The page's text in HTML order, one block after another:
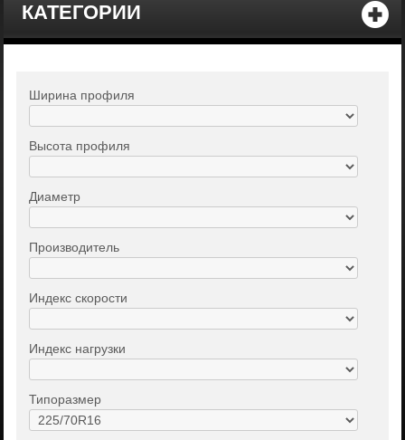
КАТЕГОРИИ
Ширина профиля
Высота профиля
Диаметр
Производитель
Индекс скорости
Индекс нагрузки
Типоразмер